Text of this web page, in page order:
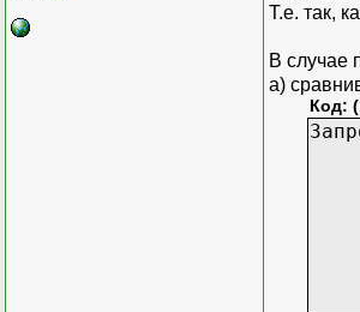
Т.е. так,
В случае
а)
Код:
|
|
| И